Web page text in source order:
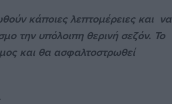
κάποιες λεπτομέρειες και να
την υπόλοιπη θερινή σεζόν. Το
και θα ασφαλτοστρωθεί